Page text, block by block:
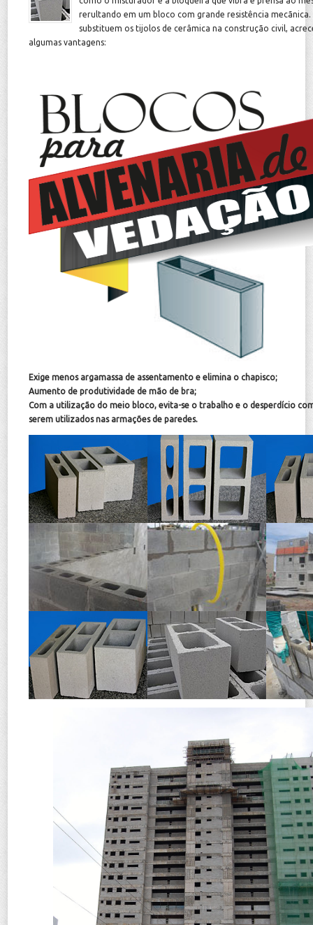
rerultando em um bloco com grande resistência mecãnica.
substituem os tijolos de cerâmica na construção civil,
algumas vantagens:
Exige menos argamassa de assentamento e elimina o chapisco;
Aumento de produtividade de mão de bra;
Com a utilização do meio bloco, evita-se o trabalho e o desperdício
serem utilizados nas armações de paredes.